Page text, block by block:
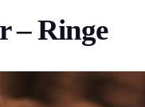
– Ringe